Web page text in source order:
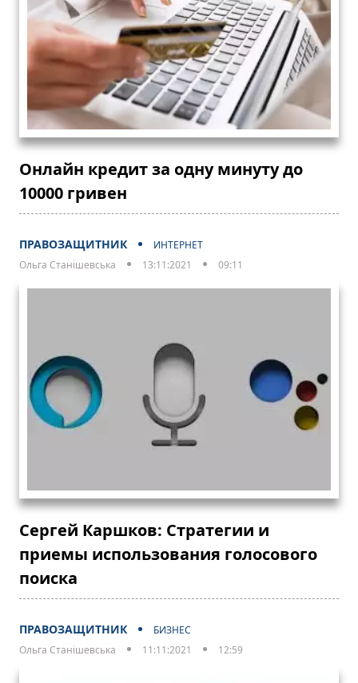
Онлайн кредит за одну минуту до
10000 гривен
ПРАВОЗАЩИТНИК
ИНТЕРНЕТ
Ольга Станішевська
13:11:2021 09:11
Сергей Каршков: Стратегии и
приемы использования голосового
поиска
ПРАВОЗАЩИТНИК
БИЗНЕС
Ольга Станішевська
11:11:2021 12:59